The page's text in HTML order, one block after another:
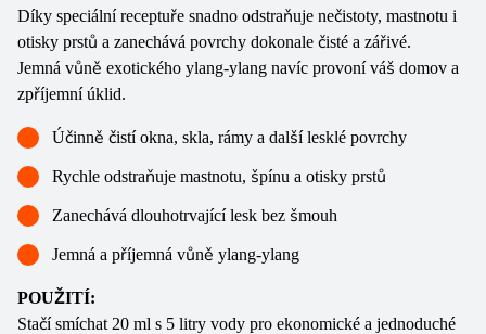
Díky speciální receptuře snadno odstraňuje nečistoty, mastnotu i
otisky prstů a zanechává povrchy dokonale čisté a zářivé.
Jemná vůně exotického ylang-ylang navíc provoní váš domov a
zpříjemní úklid.
Účinně čistí okna, skla, rámy a další lesklé povrchy
Rychle odstraňuje mastnotu, špínu a otisky prstů
Zanechává dlouhotrvající lesk bez šmouh
Jemná a příjemná vůně ylang-ylang
POUŽITÍ:
Stačí smíchat 20 ml s 5 litry vody pro ekonomické a jednoduché